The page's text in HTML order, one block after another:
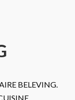
BELEVING.